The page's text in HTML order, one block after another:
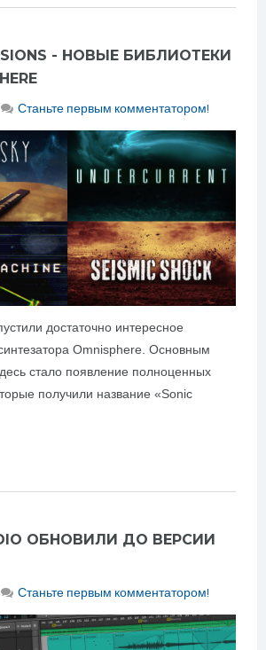
- НОВЫЕ БИБЛИОТЕКИ
Станьте первым комментатором!
достаточно интересное
Omnisphere. Основным
стало появление полноценных
получили название «Sonic
ОБНОВИЛИ ДО ВЕРСИИ
Станьте первым комментатором!